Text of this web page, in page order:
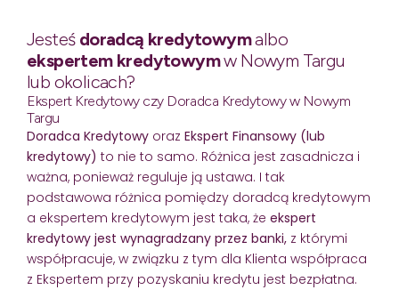
Jesteśdoradcą kredytowymalbo
ekspertem kredytowymw Nowym Targu
lub okolicach?
Ekspert Kredytowy czy Doradca Kredytowy w Nowym
Targu
Doradca Kredytowy oraz Ekspert Finansowy (lub
kredytowy) to nie to samo. Różnica jest zasadnicza i
ważna, ponieważ reguluje ją ustawa. I tak
podstawowa różnica pomiędzy doradcą kredytowym
a ekspertem kredytowym jest taka, że ekspert
kredytowy jest wynagradzany przez banki, z którymi
współpracuje, w związku z tym dla Klienta współpraca
z Ekspertem przy pozyskaniu kredytu jest bezpłatna.